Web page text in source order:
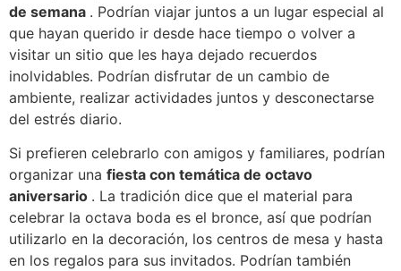
de semana . Podrían viajar juntos a un lugar especial al
que hayan querido ir desde hace tiempo o volver a
visitar un sitio que les haya dejado recuerdos
inolvidables. Podrían disfrutar de un cambio de
ambiente, realizar actividades juntos y desconectarse
del estrés diario.
Si prefieren celebrarlo con amigos y familiares, podrían
organizar una fiesta con temática de octavo
aniversario . La tradición dice que el material para
celebrar la octava boda es el bronce, así que podrían
utilizarlo en la decoración, los centros de mesa y hasta
en los regalos para sus invitados. Podrían también